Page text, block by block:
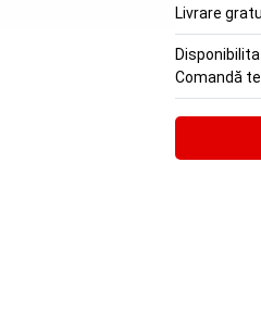
Livrare
Comandă